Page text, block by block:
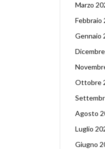
Marzo
Febbraio
Gennaio
Ottobre
Agosto
Luglio
Giugno